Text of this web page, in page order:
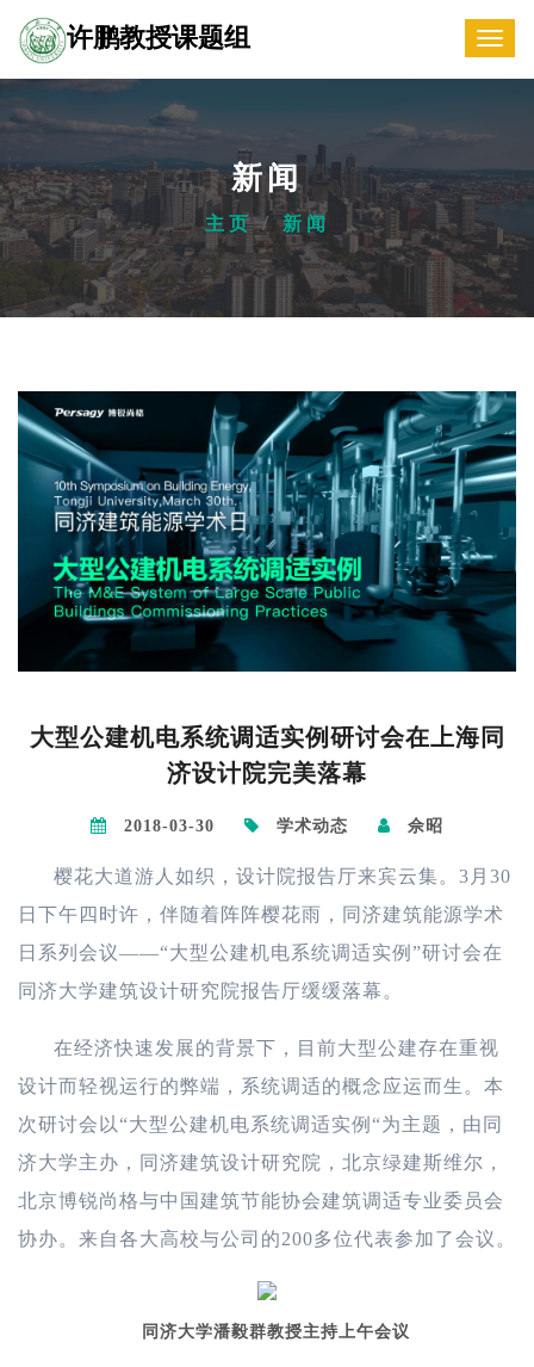
Navigation
许鹏教授课题组
新闻
主页 / 新闻
大型公建机电系统调适实例研讨会在上海同
济设计院完美落幕
2018-03-30 学术动态 佘昭
樱花大道游人如织，设计院报告厅来宾云集。3月30
日下午四时许，伴随着阵阵樱花雨，同济建筑能源学术
日系列会议——“大型公建机电系统调适实例”研讨会在
同济大学建筑设计研究院报告厅缓缓落幕。
在经济快速发展的背景下，目前大型公建存在重视
设计而轻视运行的弊端，系统调适的概念应运而生。本
次研讨会以“大型公建机电系统调适实例“为主题，由同
济大学主办，同济建筑设计研究院，北京绿建斯维尔，
北京博锐尚格与中国建筑节能协会建筑调适专业委员会
协办。来自各大高校与公司的200多位代表参加了会议。
同济大学潘毅群教授主持上午会议